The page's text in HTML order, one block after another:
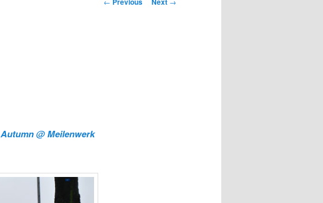
Autumn @ Meilenwerk